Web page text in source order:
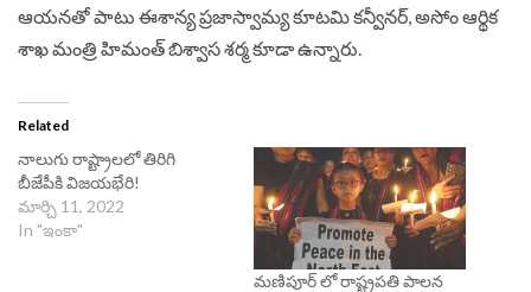
ఆయనతో పాటు ఈశాన్య ప్రజాస్వామ్య కూటమి కన్వీనర్‌, అసోం ఆర్థిక
శాఖ మంత్రి హిమంత్‌ బిశ్వాస శర్మ కూడా ఉన్నారు.
Related
నాలుగు రాష్ట్రాలలో తిరిగి
బీజేపీకి విజయభేరి!
మార్చి 11, 2022
In "ఇంకా"
మణిపూర్ లో రాష్ట్రపతి పాలన